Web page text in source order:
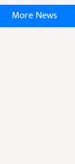
More News